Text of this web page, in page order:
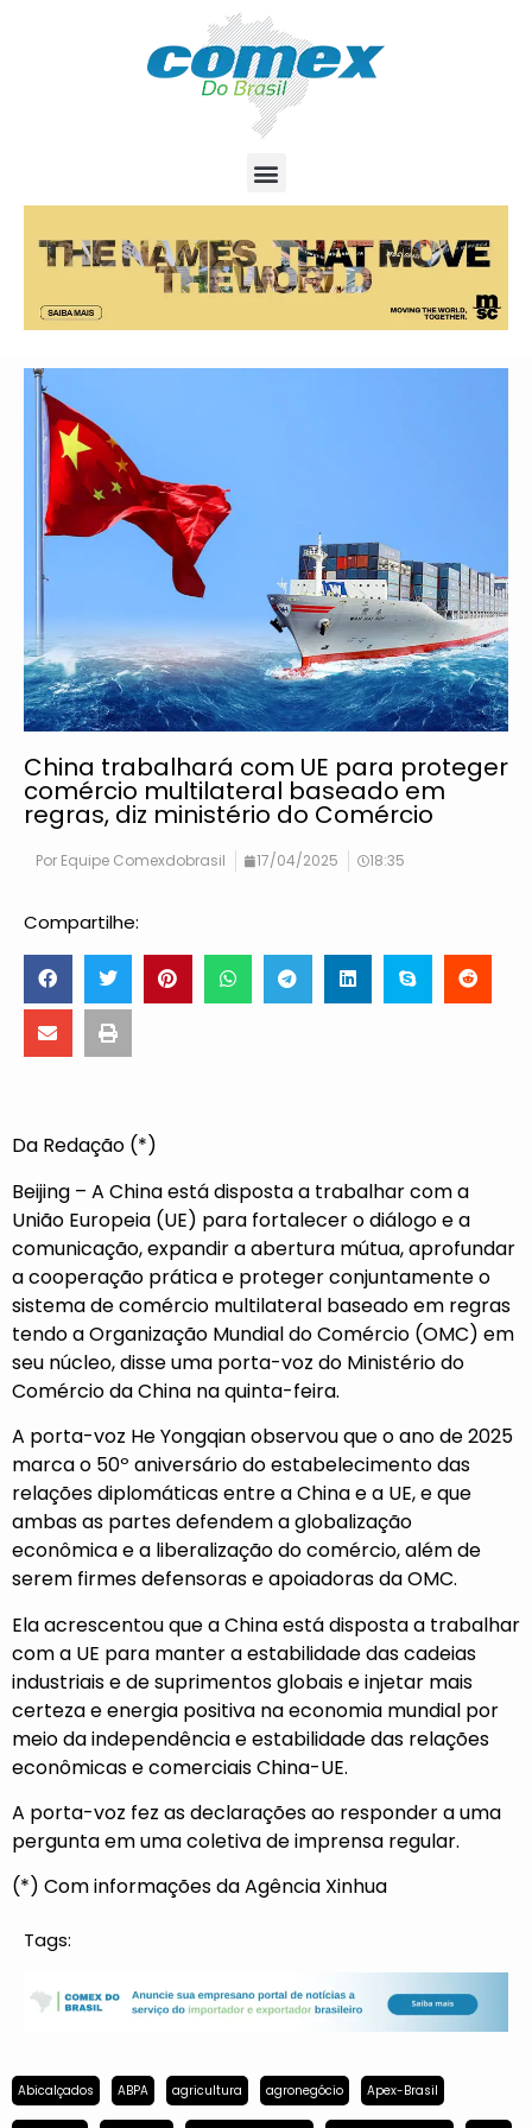
China trabalhará com UE para proteger
comércio multilateral baseado em
regras, diz ministério do Comércio
Por Equipe Comexdobrasil 17/04/2025 18:35
Compartilhe:
Da Redação (*)
Beijing – A China está disposta a trabalhar com a
União Europeia (UE) para fortalecer o diálogo e a
comunicação, expandir a abertura mútua, aprofundar
a cooperação prática e proteger conjuntamente o
sistema de comércio multilateral baseado em regras
tendo a Organização Mundial do Comércio (OMC) em
seu núcleo, disse uma porta-voz do Ministério do
Comércio da China na quinta-feira.
A porta-voz He Yongqian observou que o ano de 2025
marca o 50º aniversário do estabelecimento das
relações diplomáticas entre a China e a UE, e que
ambas as partes defendem a globalização
econômica e a liberalização do comércio, além de
serem firmes defensoras e apoiadoras da OMC.
Ela acrescentou que a China está disposta a trabalhar
com a UE para manter a estabilidade das cadeias
industriais e de suprimentos globais e injetar mais
certeza e energia positiva na economia mundial por
meio da independência e estabilidade das relações
econômicas e comerciais China-UE.
A porta-voz fez as declarações ao responder a uma
pergunta em uma coletiva de imprensa regular.
(*) Com informações da Agência Xinhua
Tags:
Abicalçados ABPA agricultura agronegócio Apex-Brasil